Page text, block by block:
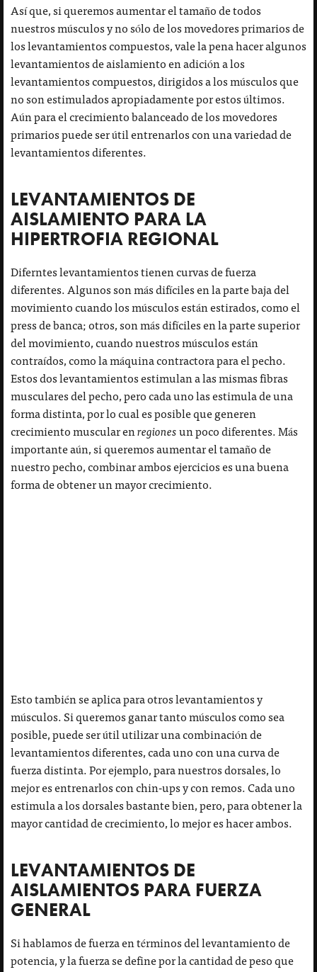
Así que, si queremos aumentar el tamaño de todos
nuestros músculos y no sólo de los movedores primarios de
los levantamientos compuestos, vale la pena hacer algunos
levantamientos de aislamiento en adición a los
levantamientos compuestos, dirigidos a los músculos que
no son estimulados apropiadamente por estos últimos.
Aún para el crecimiento balanceado de los movedores
primarios puede ser útil entrenarlos con una variedad de
levantamientos diferentes.
LEVANTAMIENTOS DE
AISLAMIENTO PARA LA
HIPERTROFIA REGIONAL
Diferntes levantamientos tienen curvas de fuerza
diferentes. Algunos son más difíciles en la parte baja del
movimiento cuando los músculos están estirados, como el
press de banca; otros, son más difíciles en la parte superior
del movimiento, cuando nuestros músculos están
contraídos, como la máquina contractora para el pecho.
Estos dos levantamientos estimulan a las mismas fibras
musculares del pecho, pero cada uno las estimula de una
forma distinta, por lo cual es posible que generen
crecimiento muscular enregionesun poco diferentes. Más
importante aún, si queremos aumentar el tamaño de
nuestro pecho, combinar ambos ejercicios es una buena
forma de obtener un mayor crecimiento.
Esto también se aplica para otros levantamientos y
músculos. Si queremos ganar tanto músculos como sea
posible, puede ser útil utilizar una combinación de
levantamientos diferentes, cada uno con una curva de
fuerza distinta. Por ejemplo, para nuestros dorsales, lo
mejor es entrenarlos con chin-ups y con remos. Cada uno
estimula a los dorsales bastante bien, pero, para obtener la
mayor cantidad de crecimiento, lo mejor es hacer ambos.
LEVANTAMIENTOS DE
AISLAMIENTOS PARA FUERZA
GENERAL
Si hablamos de fuerza en términos del levantamiento de
potencia, y la fuerza se define por la cantidad de peso que